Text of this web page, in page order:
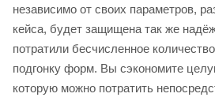
независимо от своих параметров,
кейса, будет защищена так же
потратили бесчисленное
подгонку форм. Вы сэкономите
которую можно потратить